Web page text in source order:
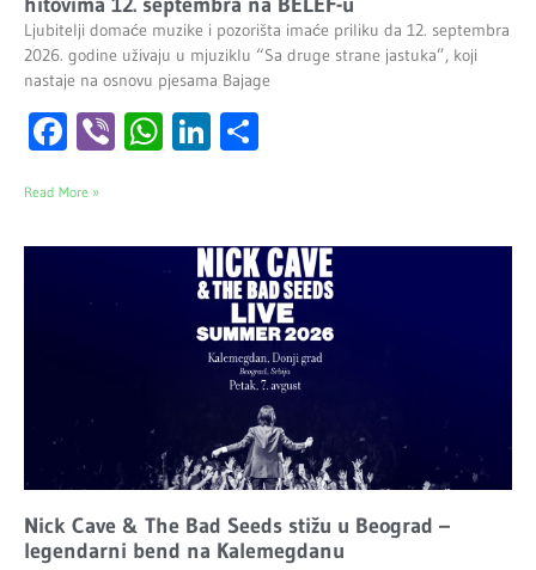
Ljubitelji domaće muzike i pozorišta imaće priliku da 12. septembra
2026. godine uživaju u mjuziklu “Sa druge strane jastuka”, koji
nastaje na osnovu pjesama Bajage
Facebook
ViberWhatsApp
LinkedIn
Read More »
Nick Cave & The Bad Seeds stižu u Beograd –
legendarni bend na Kalemegdanu